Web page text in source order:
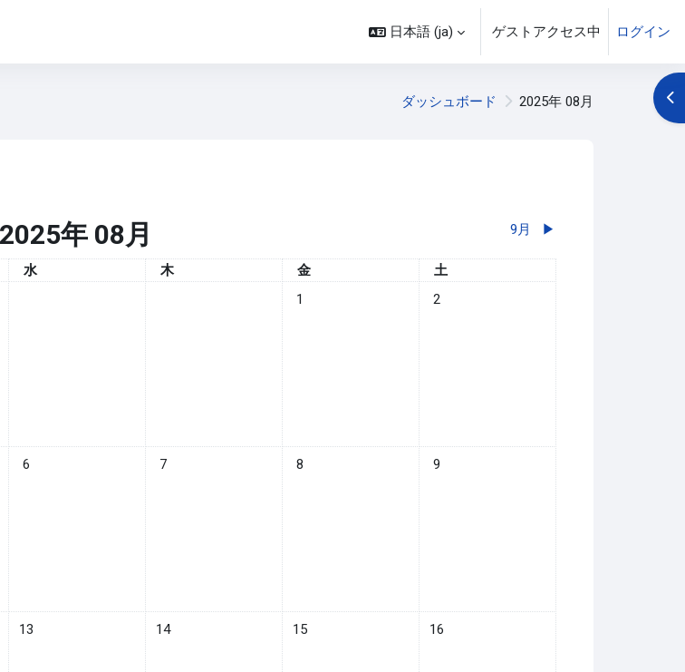
日本語 ‎(ja)‎ ゲストアクセス中 ログイン
ダッシュボード 2025年 08月 ブ
2025年 08月 9月 ▶︎
水曜日
水 木曜日
木 金曜日
金 土曜日
土
イベントなし 2025年 08月 1日
1 イベントなし 2025年 08月 2日
2
月 5日
イベントなし 2025年 08月 6日
6 イベントなし 2025年 08月 7日
7 イベントなし 2025年 08月 8日
8 イベントなし 2025年 08月 9日
9
月 12日
イベントなし 2025年 08月 13日
13 イベントなし 2025年 08月 14日
14 イベントなし 2025年 08月 15日
15 イベントなし 2025年 08月 16日
16